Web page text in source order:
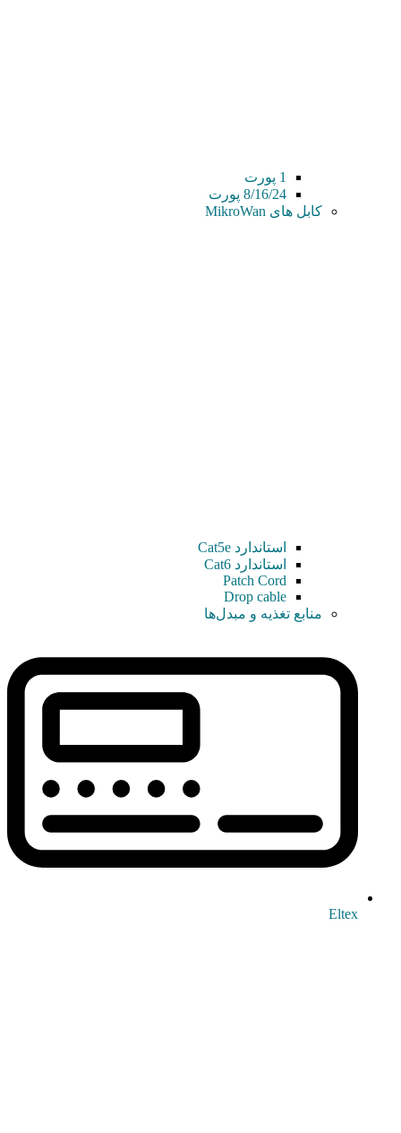
1 پورت
8/16/24 پورت
کابل های MikroWan
استاندارد Cat5e
استاندارد Cat6
Patch Cord
Drop cable
منابع تغذیه و مبدل‌ها
Eltex